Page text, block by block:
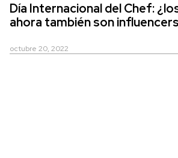
Día Internacional del Chef:
ahora también son
octubre 20, 2022